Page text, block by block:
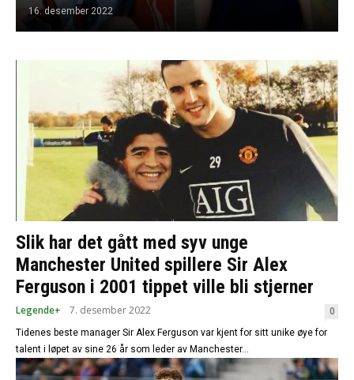
16. desember 2022
Slik har det gått med syv unge
Manchester United spillere Sir Alex
Ferguson i 2001 tippet ville bli stjerner
Legende+ 7. desember 2022 0
Tidenes beste manager Sir Alex Ferguson var kjent for sitt unike øye for
talent i løpet av sine 26 år som leder av Manchester...